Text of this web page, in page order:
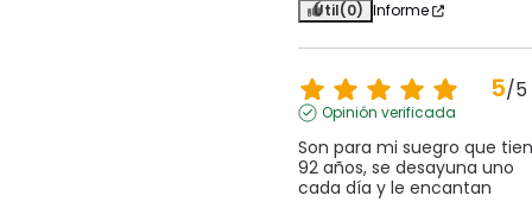
Útil(0) Informe
5/5
Opinión verificada
Son para mi suegro que
92 años, se desayuna uno
cada día y le encantan